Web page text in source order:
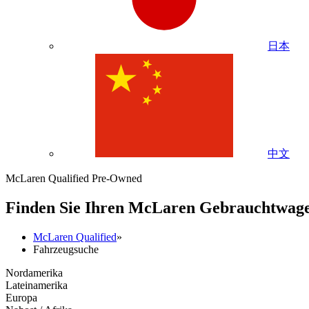
日本
中文
McLaren Qualified Pre-Owned
Finden Sie Ihren McLaren
McLaren Qualified»
Fahrzeugsuche
Nordamerika
Lateinamerika
Europa